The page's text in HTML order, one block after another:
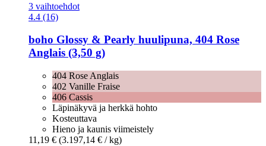
3 vaihtoehdot
4.4 (16)
boho Glossy & Pearly huulipuna, 404 Rose
Anglais (3,50 g)
404 Rose Anglais
402 Vanille Fraise
406 Cassis
Läpinäkyvä ja herkkä hohto
Kosteuttava
Hieno ja kaunis viimeistely
11,19 € (3.197,14 € / kg)